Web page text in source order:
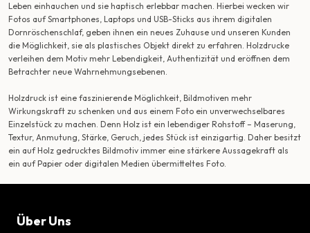
Leben einhauchen und sie haptisch erlebbar machen. Hierbei wecken wir
Fotos auf Smartphones, Laptops und USB-Sticks aus ihrem digitalen
Dornröschenschlaf, geben ihnen ein neues Zuhause und unseren Kunden
die Möglichkeit, sie als plastisches Objekt direkt zu erfahren. Holzdrucke
verleihen dem Motiv mehr Lebendigkeit, Authentizität und eröffnen dem
Betrachter neue Wahrnehmungsebenen.
Holzdruck ist eine faszinierende Möglichkeit, Bildmotiven mehr
Wirkungskraft zu schenken und aus einem Foto ein unverwechselbares
Einzelstück zu machen. Denn Holz ist ein lebendiger Rohstoff – Maserung,
Textur, Anmutung, Stärke, Geruch, jedes Stück ist einzigartig. Daher besitzt
ein auf Holz gedrucktes Bildmotiv immer eine stärkere Aussagekraft als
ein auf Papier oder digitalen Medien übermitteltes Foto.
Über Uns